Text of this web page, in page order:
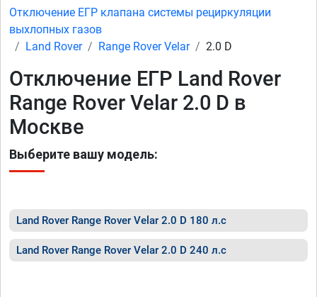
Отключение ЕГР клапана системы рециркуляции
выхлопных газов
Land Rover
Range Rover Velar 2.0 D
Отключение ЕГР Land Rover
Range Rover Velar 2.0 D в
Москве
Выберите вашу модель:
Land Rover Range Rover Velar 2.0 D 180 л.с
Land Rover Range Rover Velar 2.0 D 240 л.с